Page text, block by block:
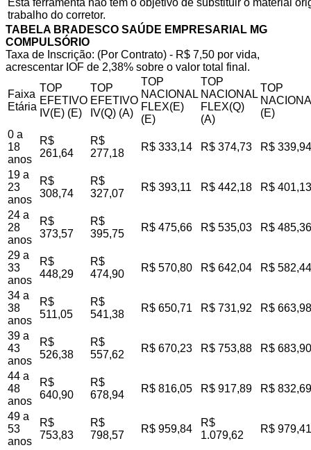
Esta ferramenta não tem o objetivo de substituir o material
trabalho do corretor.
TABELA BRADESCO SAÚDE EMPRESARIAL MG
COMPULSÓRIO
Taxa de Inscrição: (Por Contrato) - R$ 7,50 por vida,
acrescentar IOF de 2,38% sobre o valor total final.
Faixa
Etária
TOP
EFETIVO
IV(E) (E)
TOP
EFETIVO
IV(Q) (A)
TOP
NACIONAL
FLEX(E)
(E)
TOP
NACIONAL
FLEX(Q)
(A)
TOP
(E)
0 a
18
anos
R$
261,64
R$
277,18
R$ 333,14 R$ 374,73 R$ 339,94
19 a
23
anos
R$
308,74
R$
327,07
R$ 393,11 R$ 442,18 R$ 401,13
24 a
28
anos
R$
373,57
R$
395,75
R$ 475,66 R$ 535,03 R$ 485,36
29 a
33
anos
R$
448,29
R$
474,90
R$ 570,80 R$ 642,04 R$ 582,44
34 a
38
anos
R$
511,05
R$
541,38
R$ 650,71 R$ 731,92 R$ 663,98
39 a
43
anos
R$
526,38
R$
557,62
R$ 670,23 R$ 753,88 R$ 683,90
44 a
48
anos
R$
640,90
R$
678,94
R$ 816,05 R$ 917,89 R$ 832,69
49 a
53
anos
R$
753,83
R$
798,57
R$ 959,84
R$
1.079,62
R$ 979,41